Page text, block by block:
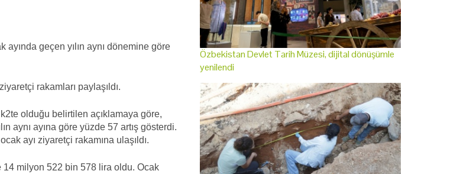
geçen yılın aynı dönemine göre
rakamları paylaşıldı.
olduğu belirtilen açıklamaya göre,
aynı ayına göre yüzde 57 artış gösterdi.
ayı ziyaretçi rakamına ulaşıldı.
milyon 522 bin 578 lira oldu. Ocak
Özbekistan Devlet Tarih Müzesi, dijital dönüşümle
yenilendi